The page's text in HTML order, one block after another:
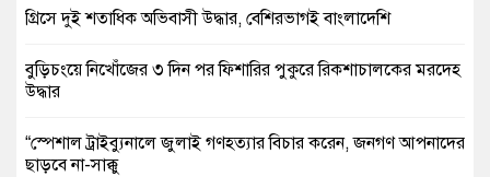
গ্রিসে দুই শতাধিক অভিবাসী উদ্ধার, বেশিরভাগই বাংলাদেশি
বুড়িচংয়ে নিখোঁজের ৩ দিন পর ফিশারির পুকুরে রিকশাচালকের মরদেহ
উদ্ধার
“স্পেশাল ট্রাইব্যুনালে জুলাই গণহত্যার বিচার করেন, জনগণ আপনাদের
ছাড়বে না-সাক্কু